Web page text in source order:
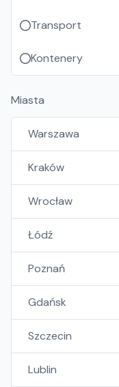
Transport
Kontenery
Miasta
Warszawa
Kraków
Wrocław
Łódź
Poznań
Gdańsk
Szczecin
Lublin